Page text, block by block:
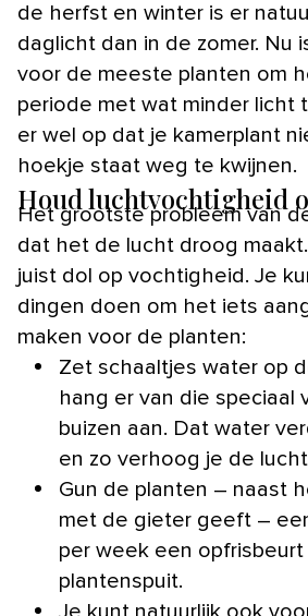
de herfst en winter is er
daglicht dan in de zomer. Nu
voor de meeste planten om
periode met wat minder licht
er wel op dat je kamerplant
hoekje staat weg te kwijnen.
Houd luchtvochtigheid
Het grootste probleem van
dat het de lucht droog
juist dol op vochtigheid. Je
dingen doen om het iets
maken voor de planten:
Zet schaaltjes water op
hang er van die speciaal
buizen aan. Dat water
en zo verhoog je de
Gun de planten – naast
met de gieter geeft –
per week een
plantenspuit.
Je kunt natuurlijk ook